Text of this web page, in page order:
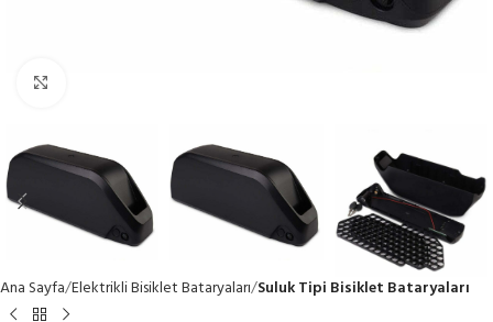
Ana Sayfa Elektrikli Bisiklet Bataryaları Suluk Tipi Bisiklet Bataryaları